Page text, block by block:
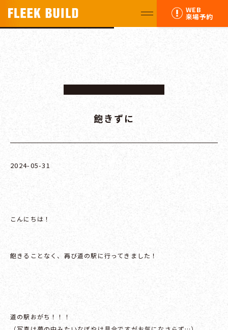
WEB
来場予約
飽きずに
2024-05-31
こんにちは！
飽きることなく、再び道の駅に行ってきました！
道の駅おがち！！！